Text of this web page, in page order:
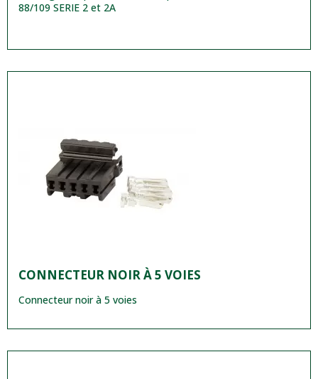
88/109 SERIE 2 et 2A
CONNECTEUR NOIR À 5 VOIES
Connecteur noir à 5 voies